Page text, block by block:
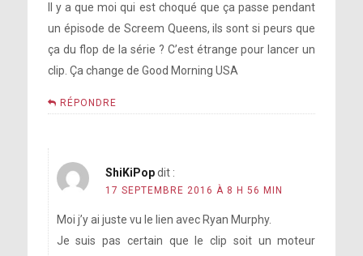
Il y a que moi qui est choqué que ça passe pendant
un épisode de Screem Queens, ils sont si peurs que
ça du flop de la série ? C’est étrange pour lancer un
clip. Ça change de Good Morning USA
RÉPONDRE
ShiKiPop dit :
17 SEPTEMBRE 2016 À 8 H 56 MIN
Moi j’y ai juste vu le lien avec Ryan Murphy.
Je suis pas certain que le clip soit un moteur